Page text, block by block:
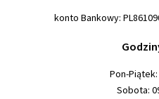
konto Bankowy:
Pon-Piątek:
Sobota: